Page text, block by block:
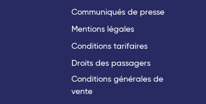
Communiqués de presse
Mentions légales
Conditions tarifaires
Droits des passagers
Conditions générales de
vente